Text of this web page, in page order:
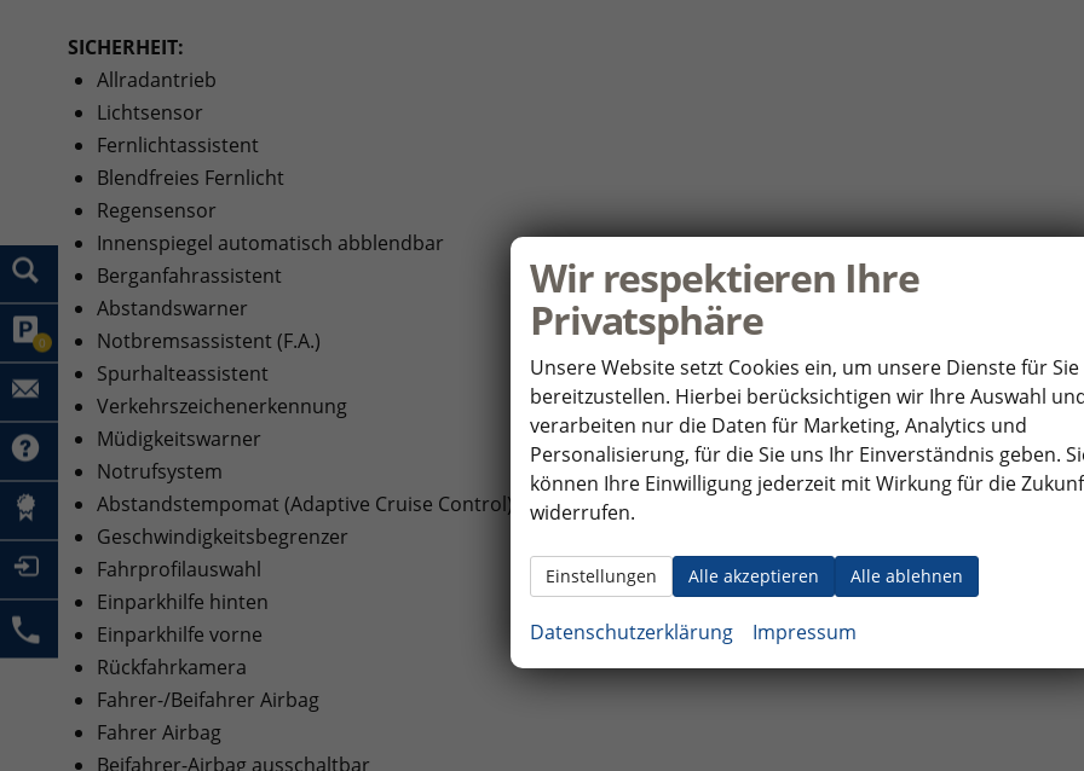
0
SICHERHEIT:
Allradantrieb
Lichtsensor
Fernlichtassistent
Blendfreies Fernlicht
Regensensor
Innenspiegel automatisch abblendbar
Berganfahrassistent
Abstandswarner
Notbremsassistent (F.A.)
Spurhalteassistent
Verkehrszeichenerkennung
Müdigkeitswarner
Notrufsystem
Abstandstempomat (Adaptive Cruise Control)
Geschwindigkeitsbegrenzer
Fahrprofilauswahl
Einparkhilfe hinten
Einparkhilfe vorne
Rückfahrkamera
Fahrer-/Beifahrer Airbag
Fahrer Airbag
Beifahrer-Airbag ausschaltbar
Wir respektieren Ihre
Privatsphäre
Unsere Website setzt Cookies ein, um unsere Dienste für Sie
bereitzustellen. Hierbei berücksichtigen wir Ihre Auswahl
verarbeiten nur die Daten für Marketing, Analytics und
Personalisierung, für die Sie uns Ihr Einverständnis geben.
können Ihre Einwilligung jederzeit mit Wirkung für die
widerrufen.
Alle akzeptieren Alle ablehnen
Einstellungen
Datenschutzerklärung Impressum